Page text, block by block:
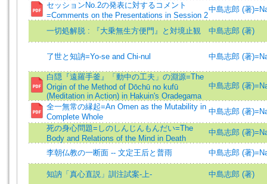
セッションNo.2の発表に対するコメント
=Comments on the Presentations in Session 2
中島志郎 (著
一切処解脱 : 『大乗無生方便門』と対境止観 中島志郎 (著)
了世と知訥=Yo-se and Chi-nul 中島志郎 (著
白隠『遠羅手釜』「動中の工夫」の淵源=The
Origin of the Method of Dōchū no kufū
(Meditation in Action) in Hakuin's Oradegama
中島志郎 (著
全一無常の縁起=An Omen as the Mutability in
Complete Whole
中島志郎 (著
死の身心問題=しのしんじんもんだい=The
Body and Relations of the Mind in Death
中島志郎 (著
李朝仏教の一断面 -- 文定王后と普雨 中島志郎 (著
知訥「真心直説」訓注試案-上- 中島志郎 (著)